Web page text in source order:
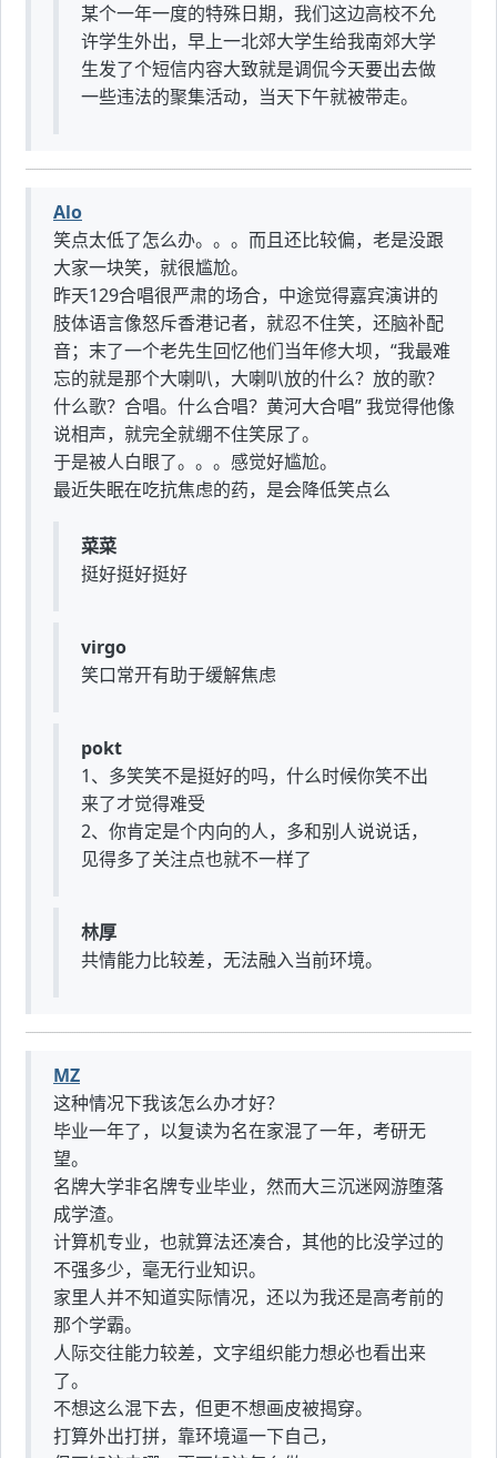
某个一年一度的特殊日期，我们这边高校不允
许学生外出，早上一北郊大学生给我南郊大学
生发了个短信内容大致就是调侃今天要出去做
一些违法的聚集活动，当天下午就被带走。
Alo
笑点太低了怎么办。。。而且还比较偏，老是没跟
大家一块笑，就很尴尬。
昨天129合唱很严肃的场合，中途觉得嘉宾演讲的
肢体语言像怒斥香港记者，就忍不住笑，还脑补配
音；末了一个老先生回忆他们当年修大坝，“我最难
忘的就是那个大喇叭，大喇叭放的什么？放的歌？
什么歌？合唱。什么合唱？黄河大合唱” 我觉得他像
说相声，就完全就绷不住笑尿了。
于是被人白眼了。。。感觉好尴尬。
最近失眠在吃抗焦虑的药，是会降低笑点么
菜菜
挺好挺好挺好
virgo
笑口常开有助于缓解焦虑
pokt
1、多笑笑不是挺好的吗，什么时候你笑不出
来了才觉得难受
2、你肯定是个内向的人，多和别人说说话，
见得多了关注点也就不一样了
林厚
共情能力比较差，无法融入当前环境。
MZ
这种情况下我该怎么办才好？
毕业一年了，以复读为名在家混了一年，考研无
望。
名牌大学非名牌专业毕业，然而大三沉迷网游堕落
成学渣。
计算机专业，也就算法还凑合，其他的比没学过的
不强多少，毫无行业知识。
家里人并不知道实际情况，还以为我还是高考前的
那个学霸。
人际交往能力较差，文字组织能力想必也看出来
了。
不想这么混下去，但更不想画皮被揭穿。
打算外出打拼，靠环境逼一下自己，